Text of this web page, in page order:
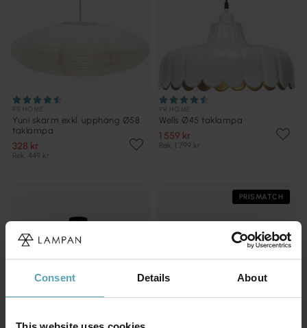
Consent Details About
Yuni skärm exkl. upphäng Ø58
taklampa
328 kr
Rek. 449 kr
Wells Ø45 taklampa
1 559 kr
Rek. 1 799 kr
PRISMATCH